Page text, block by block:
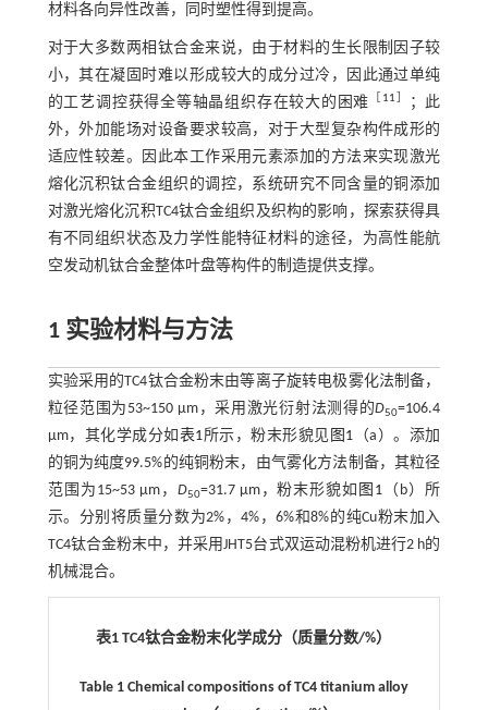
材料各向异性改善，同时塑性得到提高。
对于大多数两相钛合金来说，由于材料的生长限制因子较
小，其在凝固时难以形成较大的成分过冷，因此通过单纯
的工艺调控获得全等轴晶组织存在较大的困难
11
；此
外，外加能场对设备要求较高，对于大型复杂构件成形的
适应性较差。因此本工作采用元素添加的方法来实现激光
熔化沉积钛合金组织的调控，系统研究不同含量的铜添加
对激光熔化沉积TC4钛合金组织及织构的影响，探索获得具
有不同组织状态及力学性能特征材料的途径，为高性能航
空发动机钛合金整体叶盘等构件的制造提供支撑。
1 实验材料与方法
实验采用的TC4钛合金粉末由等离子旋转电极雾化法制备，
粒径范围为53~150 μm，采用激光衍射法测得的D50=106.4
μm，其化学成分如 表1所示，粉末形貌见 图1 （a）。添加
的铜为纯度99.5%的纯铜粉末，由气雾化方法制备，其粒径
范围为15~53 μm， D50=31.7 μm，粉末形貌如 图1 （b）所
示。分别将质量分数为2%，4%，6%和8%的纯Cu粉末加入
TC4钛合金粉末中，并采用JHT5台式双运动混粉机进行2 h的
机械混合。
表1 TC4钛合金粉末化学成分（质量分数/%）
Table 1 Chemical compositions of TC4 titanium alloy